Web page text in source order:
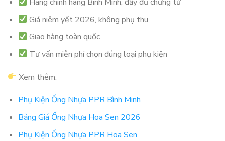
Hàng chính hãng Bình Minh, đầy đủ chứng từ
Giá niêm yết 2026, không phụ thu
Giao hàng toàn quốc
Tư vấn miễn phí chọn đúng loại phụ kiện
Xem thêm:
Phụ Kiện Ống Nhựa PPR Bình Minh
Bảng Giá Ống Nhựa Hoa Sen 2026
Phụ Kiện Ống Nhựa PPR Hoa Sen